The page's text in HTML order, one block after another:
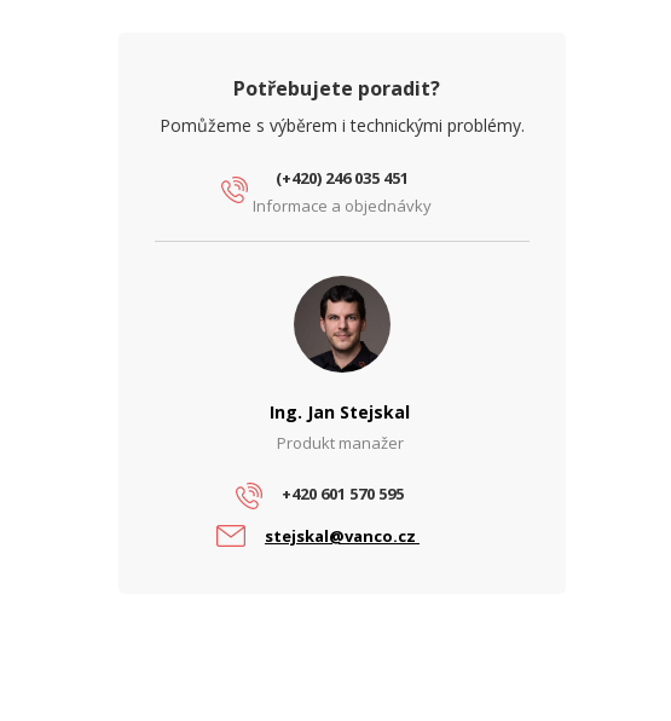
Potřebujete poradit?
Pomůžeme s výběrem i technickými problémy.
(+420) 246 035 451
Informace a objednávky
Ing. Jan Stejskal
Produkt manažer
+420 601 570 595
stejskal@vanco.cz